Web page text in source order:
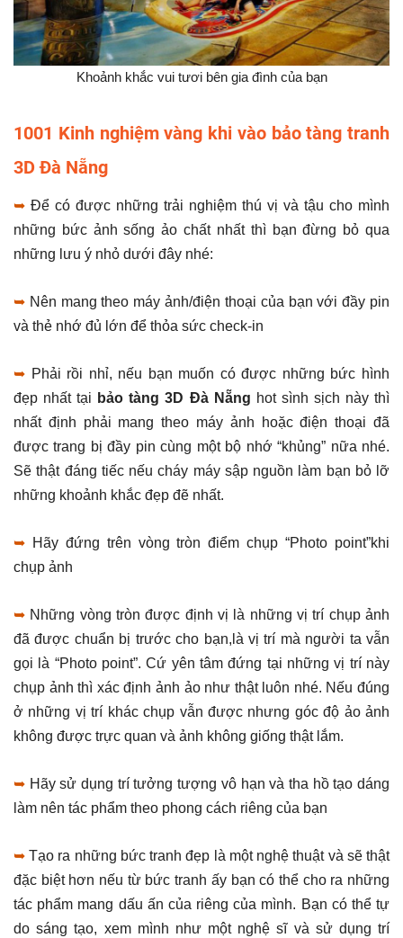
Khoảnh khắc vui tươi bên gia đình của bạn
1001 Kinh nghiệm vàng khi vào bảo tàng tranh
3D Đà Nẵng
➥ Để có được những trải nghiệm thú vị và tậu cho mình
những bức ảnh sống ảo chất nhất thì bạn đừng bỏ qua
những lưu ý nhỏ dưới đây nhé:
➥ Nên mang theo máy ảnh/điện thoại của bạn với đầy pin
và thẻ nhớ đủ lớn để thỏa sức check-in
➥ Phải rồi nhỉ, nếu bạn muốn có được những bức hình
đẹp nhất tại bảo tàng 3D Đà Nẵng hot sình sịch này thì
nhất định phải mang theo máy ảnh hoặc điện thoại đã
được trang bị đầy pin cùng một bộ nhớ “khủng” nữa nhé.
Sẽ thật đáng tiếc nếu cháy máy sập nguồn làm bạn bỏ lỡ
những khoảnh khắc đẹp đẽ nhất.
➥ Hãy đứng trên vòng tròn điểm chụp “Photo point”khi
chụp ảnh
➥ Những vòng tròn được định vị là những vị trí chụp ảnh
đã được chuẩn bị trước cho bạn,là vị trí mà người ta vẫn
gọi là “Photo point”. Cứ yên tâm đứng tại những vị trí này
chụp ảnh thì xác định ảnh ảo như thật luôn nhé. Nếu đúng
ở những vị trí khác chụp vẫn được nhưng góc độ ảo ảnh
không được trực quan và ảnh không giống thật lắm.
➥ Hãy sử dụng trí tưởng tượng vô hạn và tha hồ tạo dáng
làm nên tác phẩm theo phong cách riêng của bạn
➥Tạo ra những bức tranh đẹp là một nghệ thuật và sẽ thật
đặc biệt hơn nếu từ bức tranh ấy bạn có thể cho ra những
tác phẩm mang dấu ấn của riêng của mình. Bạn có thể tự
do sáng tạo, xem mình như một nghệ sĩ và sử dụng trí